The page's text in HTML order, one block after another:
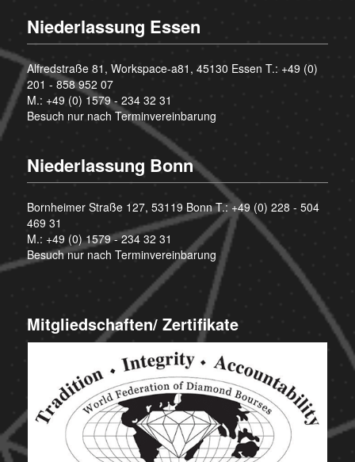
Niederlassung Essen
Alfredstraße 81, Workspace-a81, 45130 Essen T.: +49 (0)
201 - 858 952 07
M.: +49 (0) 1579 - 234 32 31
Besuch nur nach Terminvereinbarung
Niederlassung Bonn
Bornheimer Straße 127, 53119 Bonn T.:+49 (0) 228 - 504
469 31
M.: +49 (0) 1579 - 234 32 31
Besuch nur nach Terminvereinbarung
Mitgliedschaften/ Zertifikate